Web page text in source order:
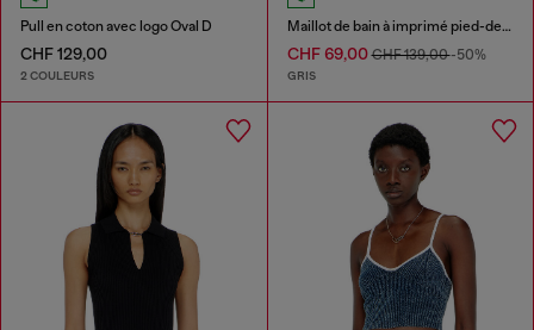
Pull en coton avec logo Oval D
CHF 129,00
2 COULEURS
Maillot de bain à imprimé pied-de-poule
CHF 69,00CHF 139,00-50%
GRIS